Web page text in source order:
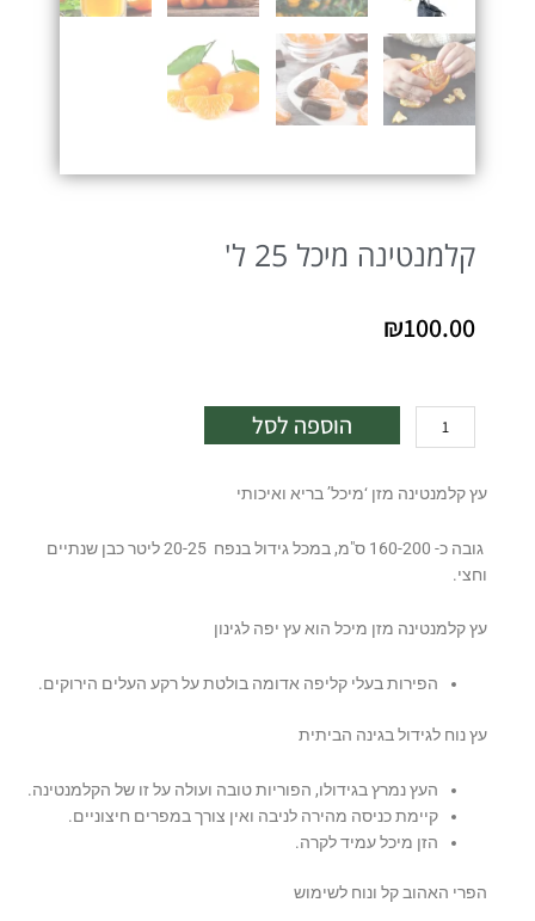
קלמנטינה מיכל 25 ל'
₪100.00
של
מיכל
ל'
הוספה לסל
עץ קלמנטינה מזן ‘מיכל’ בריא ואיכותי
גובה כ- 160-200 ס"מ, במכל גידול בנפח 20-25 ליטר כבן שנתיים
וחצי.
עץ קלמנטינה מזן מיכל הוא עץ יפה לגינון
הפירות בעלי קליפה אדומה בולטת על רקע העלים הירוקים.
עץ נוח לגידול בגינה הביתית
העץ נמרץ בגידולו, הפוריות טובה ועולה על זו של הקלמנטינה.
קיימת כניסה מהירה לניבה ואין צורך במפרים חיצוניים.
הזן מיכל עמיד לקרה.
הפרי האהוב קל ונוח לשימוש